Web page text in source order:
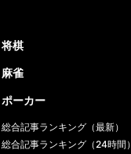
将棋
麻雀
ポーカー
総合記事ランキング（最新）
総合記事ランキング（24時間）